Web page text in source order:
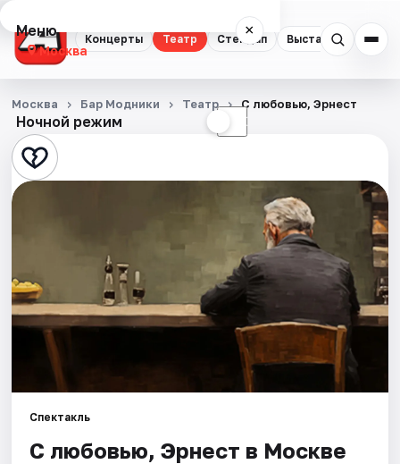
Концерты Театр Стендап Выставки
Меню ×
Москва
Концерты
Театр
Стендап
Экскурсии
Спорт
События
Города
Ночной режим ☾
Москва Бар Модники Театр С любовью, Эрнест
Спектакль
С любовью, Эрнест в Москве